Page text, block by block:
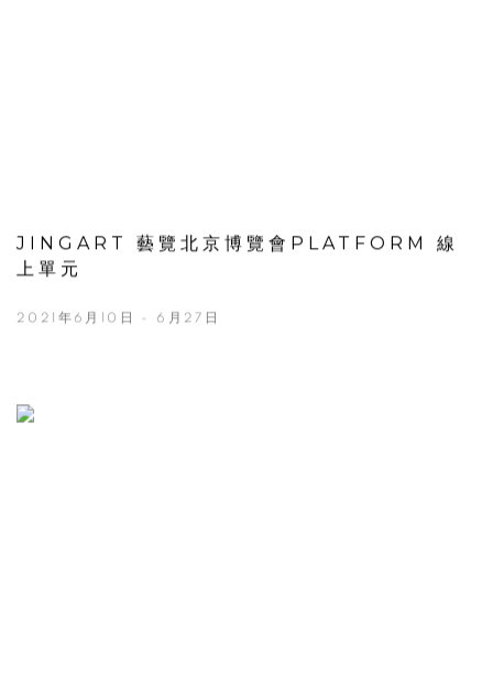
JINGART 藝覽北京博覽會PLATFORM 線
上單元
2021年6月10日 - 6月27日